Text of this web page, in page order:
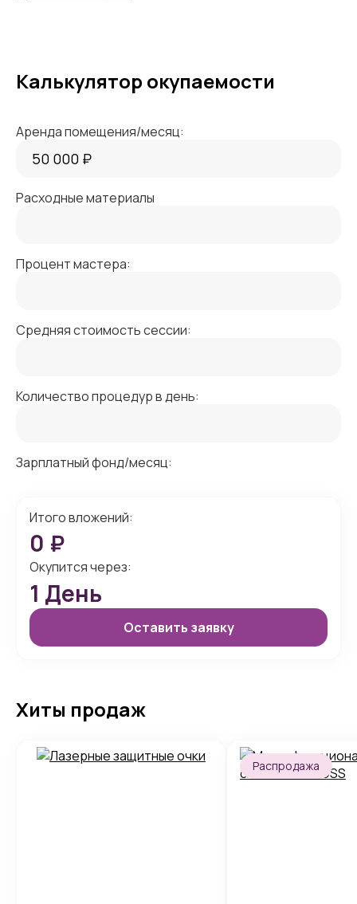
Калькулятор окупаемости
Аренда помещения/месяц:
Расходные материалы
Процент мастера:
Средняя стоимость сессии:
Количество процедур в день:
Зарплатный фонд/месяц:
Итого вложений:
0 ₽
Окупится через:
1 День
Оставить заявку
Хиты продаж
Распродажа